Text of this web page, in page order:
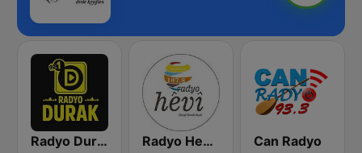
Radyo Durak Radyo Hevi 107.8 Can Radyo